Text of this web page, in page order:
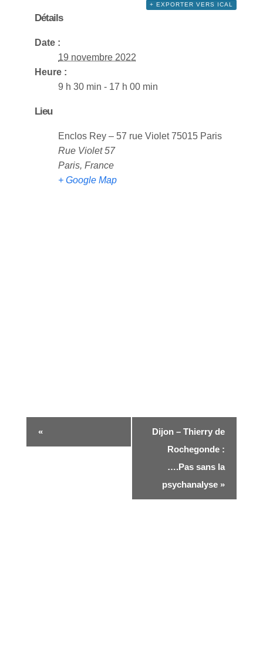
+ EXPORTER VERS ICAL
Détails
Date :
19 novembre 2022
Heure :
9 h 30 min - 17 h 00 min
Lieu
Enclos Rey – 57 rue Violet 75015 Paris
Rue Violet 57
Paris, France
+ Google Map
«
Dijon – Thierry de
Rochegonde :
….Pas sans la
psychanalyse »